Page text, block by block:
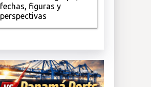
fechas, figuras y
perspectivas